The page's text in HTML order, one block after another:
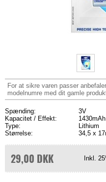
For at sikre varen passer
modelnumre med dit gamle
Spænding:
3V
Kapacitet / Effekt:
1430mAh
Type:
Lithium
Størrelse:
34,5 x
29,00 DKK Inkl.